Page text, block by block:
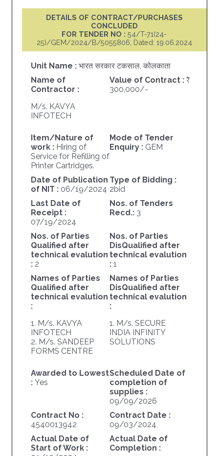
DETAILS OF CONTRACT/PURCHASES
CONCLUDED
FOR TENDER NO :54/T-71(24-
25)/GEM/2024/B/5055806, Dated: 19.06.2024
Unit Name : भारत सरकार टकसाल, कोलकाता
Name of
Contractor :
M/s. KAVYA
INFOTECH
Value of Contract :
300,000/-
Item/Nature of
work : Hiring of
Service for Refilling of
Printer Cartridges.
Mode of Tender
Enquiry : GEM
Date of Publication
of NIT : 06/19/2024
Type of Bidding :
2bid
Last Date of
Receipt :
07/19/2024
Nos. of Tenders
Recd.: 3
Nos. of Parties
Qualified after
technical evalution
: 2
Nos. of Parties
DisQualified after
technical evalution
: 1
Names of Parties
Qualified after
technical evalution
:
1. M/s. KAVYA
INFOTECH
2. M/s. SANDEEP
FORMS CENTRE
Names of Parties
DisQualified after
technical evalution
:
1. M/s. SECURE
INDIA INFINITY
SOLUTIONS
Awarded to Lowest
: Yes
Scheduled Date of
completion of
supplies :
09/09/2026
Contract No :
4540013942
Contract Date :
09/03/2024
Actual Date of
Start of Work :
Actual Date of
Completion :